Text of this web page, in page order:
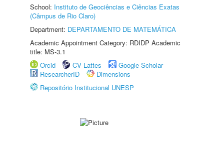
School: Instituto de Geociências e Ciências Exatas
(Câmpus de Rio Claro)
Department: DEPARTAMENTO DE MATEMÁTICA
Academic Appointment Category: RDIDP Academic
title: MS-3.1
Orcid
CV Lattes
Google Scholar
ResearcherID
Dimensions
Repositório Institucional UNESP